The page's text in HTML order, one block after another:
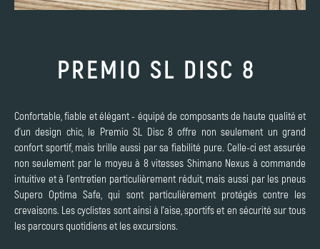
PREMIO SL DISC 8
Confortable, fiable et élégant - équipé de composants de haute qualité et
d'un design chic, le Premio SL Disc 8 offre non seulement un grand
confort sportif, mais brille aussi par sa fiabilité pure. Celle-ci est assurée
non seulement par le moyeu à 8 vitesses Shimano Nexus à commande
intuitive et à l'entretien particulièrement réduit, mais aussi par les pneus
Supero Optima Safe, qui sont particulièrement protégés contre les
crevaisons. Les cyclistes sont ainsi à l'aise, sportifs et en sécurité sur tous
les parcours quotidiens et les excursions.